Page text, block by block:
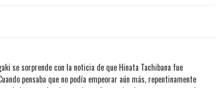
se sorprende con la noticia de que Hinata Tachibana fue
pensaba que no podía empeorar aún más, repentinamente